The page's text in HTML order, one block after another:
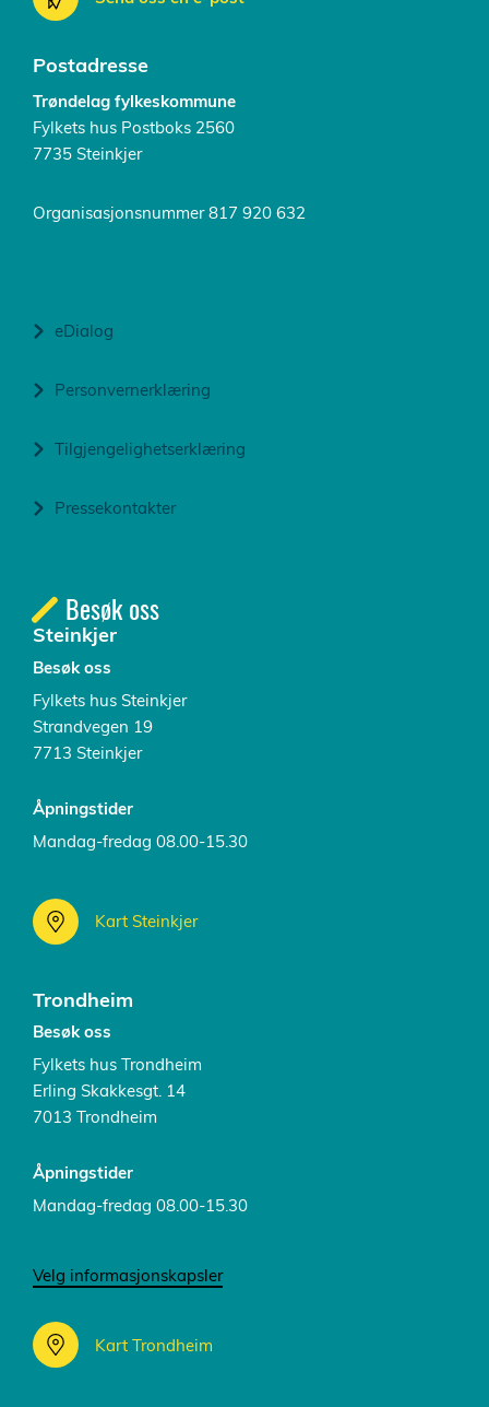
Postadresse
Trøndelag fylkeskommune
Fylkets hus Postboks 2560
7735 Steinkjer
Organisasjonsnummer 817 920 632
eDialog
Personvernerklæring
Tilgjengelighetserklæring
Pressekontakter
Besøk oss
Steinkjer
Besøk oss
Fylkets hus Steinkjer
Strandvegen 19
7713 Steinkjer
Åpningstider
Mandag-fredag 08.00-15.30
Kart Steinkjer
Trondheim
Besøk oss
Fylkets hus Trondheim
Erling Skakkesgt. 14
7013 Trondheim
Åpningstider
Mandag-fredag 08.00-15.30
Velg informasjonskapsler
Kart Trondheim